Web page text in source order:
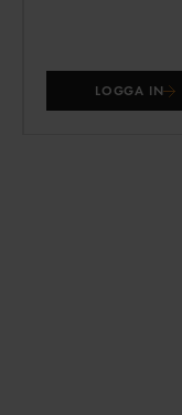
LOGGA IN